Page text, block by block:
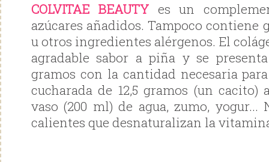
COLVITAE BEAUTY es un
azúcares añadidos. Tampoco contiene
u otros ingredientes alérgenos. El
agradable sabor a piña y se
gramos con la cantidad necesaria
cucharada de 12,5 gramos (un
vaso (200 ml) de agua, zumo,
calientes que desnaturalizan la